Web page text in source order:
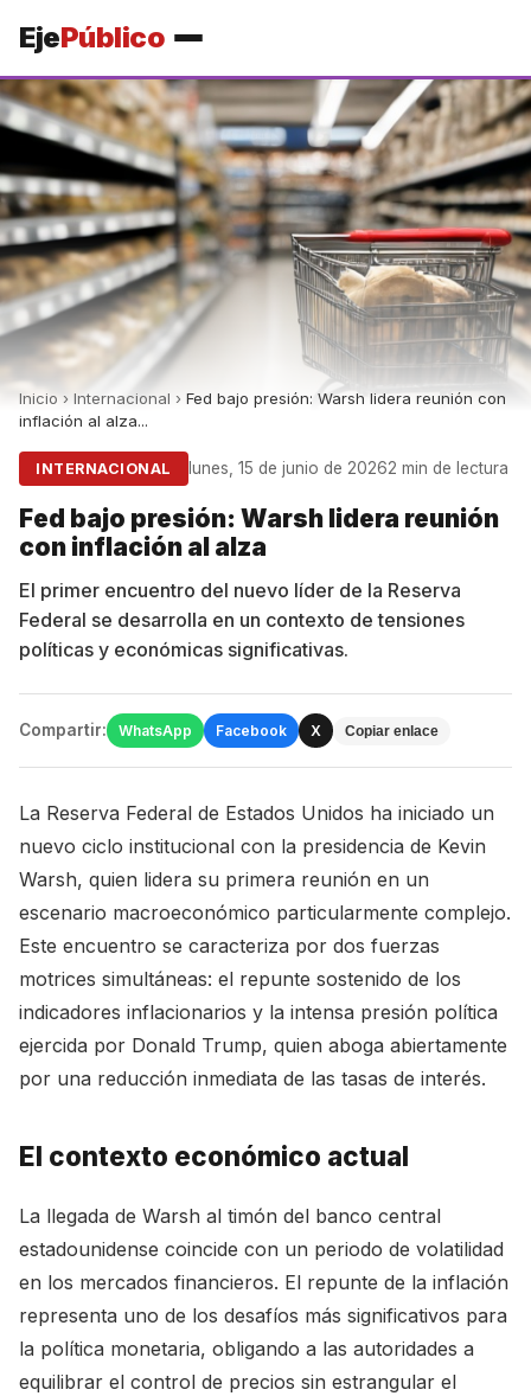
EjePúblico
Inicio › Internacional › Fed bajo presión: Warsh lidera reunión con
inflación al alza...
INTERNACIONAL lunes, 15 de junio de 20262 min de lectura
Fed bajo presión: Warsh lidera reunión
con inflación al alza
El primer encuentro del nuevo líder de la Reserva
Federal se desarrolla en un contexto de tensiones
políticas y económicas significativas.
Compartir: WhatsApp Facebook X Copiar enlace
La Reserva Federal de Estados Unidos ha iniciado un
nuevo ciclo institucional con la presidencia de Kevin
Warsh, quien lidera su primera reunión en un
escenario macroeconómico particularmente complejo.
Este encuentro se caracteriza por dos fuerzas
motrices simultáneas: el repunte sostenido de los
indicadores inflacionarios y la intensa presión política
ejercida por Donald Trump, quien aboga abiertamente
por una reducción inmediata de las tasas de interés.
El contexto económico actual
La llegada de Warsh al timón del banco central
estadounidense coincide con un periodo de volatilidad
en los mercados financieros. El repunte de la inflación
representa uno de los desafíos más significativos para
la política monetaria, obligando a las autoridades a
equilibrar el control de precios sin estrangular el